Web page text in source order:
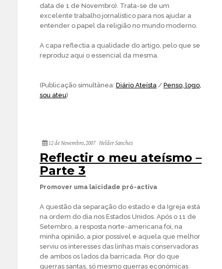
data de 1 de Novembro). Trata-se de um
excelente trabalho jornalístico para nos ajudar a
entender o papel da religião no mundo moderno.
A capa reflectia a qualidade do artigo, pelo que se
reproduz aqui o essencial da mesma.
(Publicação simultânea: Diário Ateísta / Penso, logo,
sou ateu)
12 de Novembro, 2007 Helder Sanches
Reflectir o meu ateísmo –
Parte 3
Promover uma laicidade pró-activa
A questão da separação do estado e da Igreja está
na ordem do dia nos Estados Unidos. Após o 11 de
Setembro, a resposta norte-americana foi, na
minha opinião, a pior possível e aquela que melhor
serviu os interesses das linhas mais conservadoras
de ambos os lados da barricada. Pior do que
guerras santas, só mesmo guerras económicas